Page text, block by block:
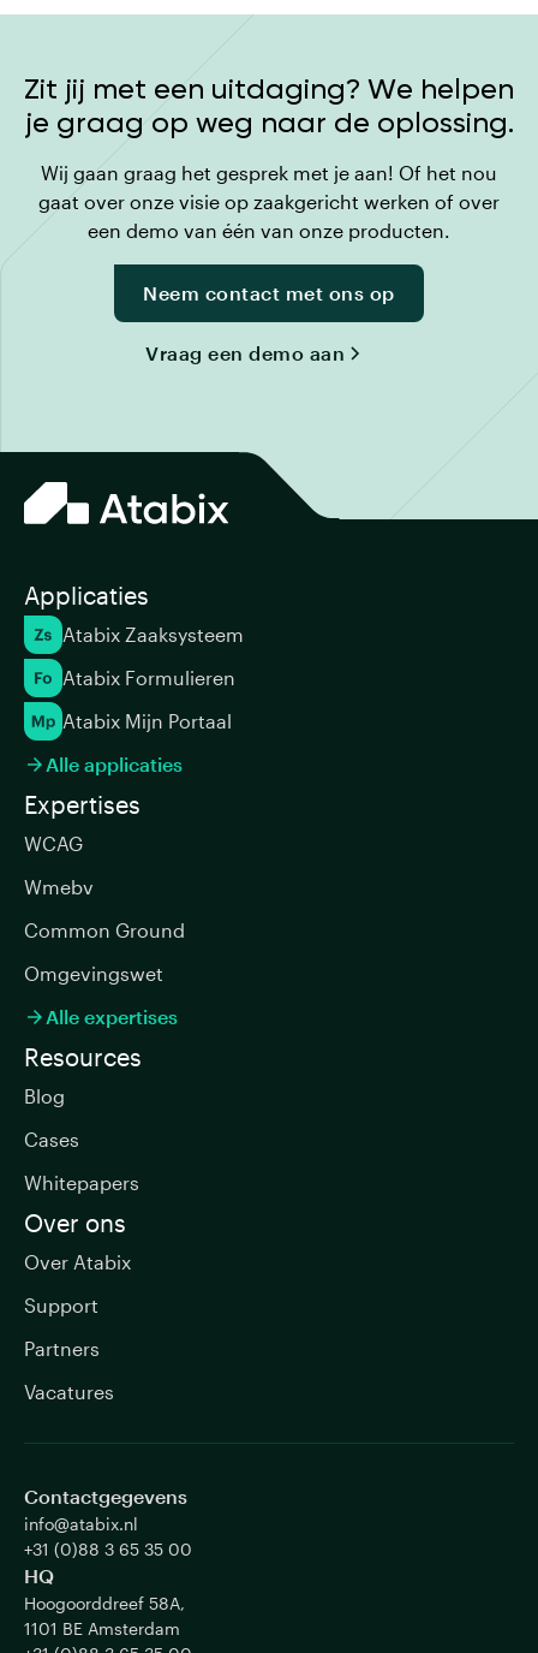
Zit jij met een uitdaging? We helpen
je graag op weg naar de oplossing.
Wij gaan graag het gesprek met je aan! Of het nou
gaat over onze visie op zaakgericht werken of over
een demo van één van onze producten.
Neem contact met ons op
Vraag een demo aan
Contactgegevens
info@atabix.nl
+31 (0)88 3 65 35 00
HQ
Hoogoorddreef 58A,
1101 BE Amsterdam
Applicaties
Atabix Zaaksysteem
Atabix Formulieren
Atabix Mijn Portaal
 Alle applicaties
Expertises
WCAG
Wmebv
Common Ground
Omgevingswet
 Alle expertises
Resources
Blog
Cases
Whitepapers
Over ons
Over Atabix
Support
Partners
Vacatures